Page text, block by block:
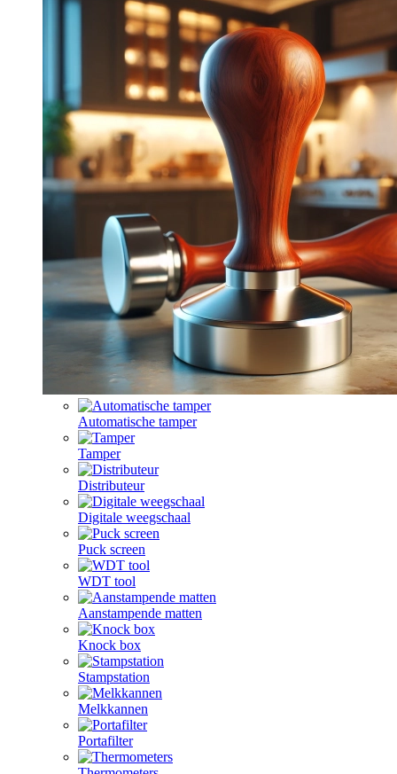
Automatische tamper
Tamper
Distributeur
Digitale weegschaal
Puck screen
WDT tool
Aanstampende matten
Knock box
Stampstation
Melkkannen
Portafilter